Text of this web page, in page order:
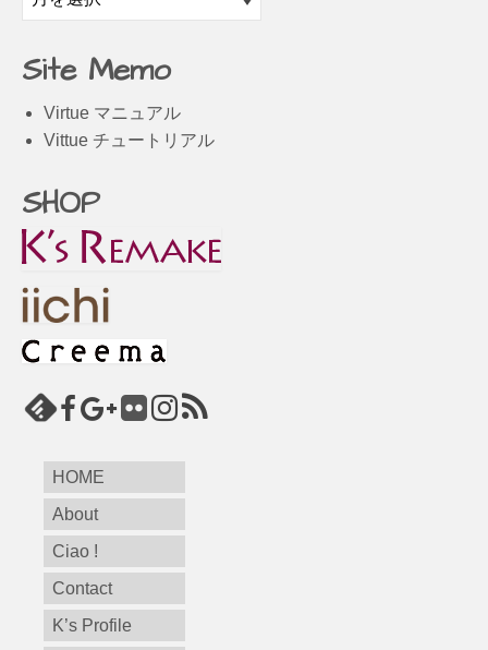
Site Memo
Virtue マニュアル
Vittue チュートリアル
SHOP
HOME
About
Ciao !
Contact
K’s Profile